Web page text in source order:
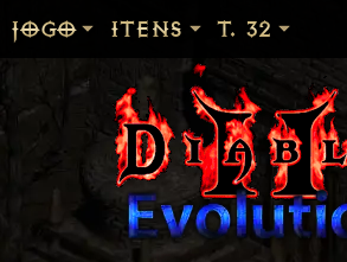
LOJA_DO_FAKE conquistou Vice
JOGO ITENS T. 32